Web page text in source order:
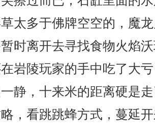
太多于佛牌空空的，魔
时离开去寻找食物火焰
岩陵玩家的手中吃了大
静，十来米的距离硬是
，看跳跳蜂方式，蔓延